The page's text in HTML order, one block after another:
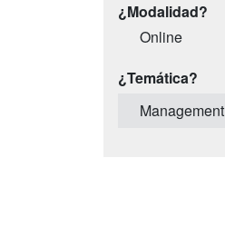
¿Modalidad?
Online
¿Temática?
Management